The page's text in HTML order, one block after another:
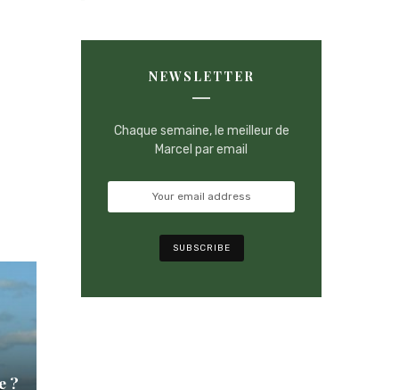
?
NEWSLETTER
Chaque semaine, le meilleur de
Marcel par email